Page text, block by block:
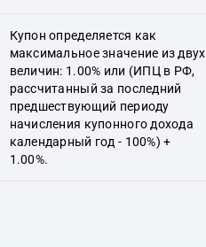
Купон определяется как
максимальное значение из двух
величин: 1.00% или (ИПЦ в РФ,
рассчитанный за последний
предшествующий периоду
начисления купонного дохода
календарный год - 100%) +
1.00%.